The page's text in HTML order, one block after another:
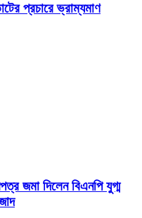
প্রচারে ভ্রাম্যমাণ
জমা দিলেন বিএনপি যুগ্ম